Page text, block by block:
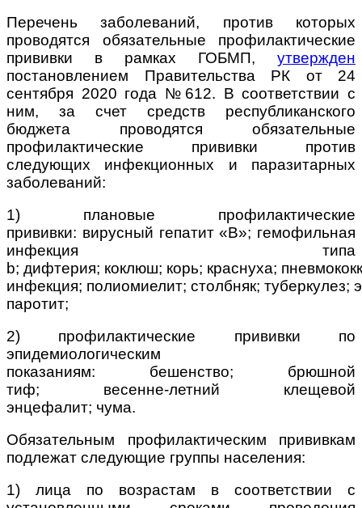
Перечень заболеваний, против которых
проводятся обязательные профилактические
прививки в рамках ГОБМП, утвержден
постановлением Правительства РК от 24
сентября 2020 года №612. В соответствии с
ним, за счет средств республиканского
бюджета проводятся обязательные
профилактические прививки против
следующих инфекционных и паразитарных
заболеваний:
1) плановые профилактические
прививки: вирусный гепатит «В»; гемофильная
инфекция типа
b; дифтерия; коклюш; корь; краснуха;
инфекция; полиомиелит; столбняк; туберкулез;
паротит;
2) профилактические прививки по
эпидемиологическим
показаниям: бешенство; брюшной
тиф; весенне-летний клещевой
энцефалит; чума.
Обязательным профилактическим прививкам
подлежат следующие группы населения:
1) лица по возрастам в соответствии с